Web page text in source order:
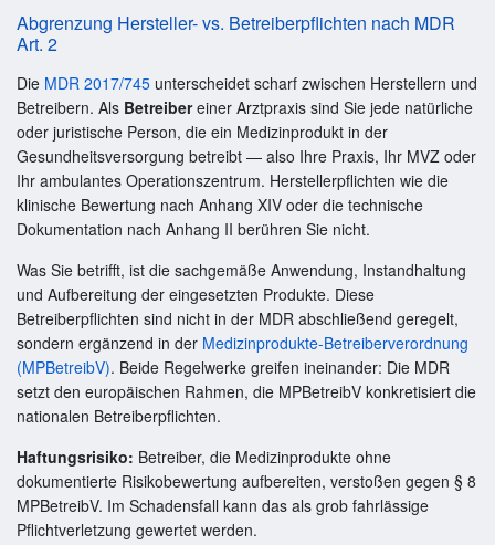
Abgrenzung Hersteller- vs. Betreiberpflichten nach MDR
Art. 2
Die MDR 2017/745 unterscheidet scharf zwischen Herstellern und
Betreibern. Als Betreibereiner Arztpraxis sind Sie jede natürliche
oder juristische Person, die ein Medizinprodukt in der
Gesundheitsversorgung betreibt — also Ihre Praxis, Ihr MVZ oder
Ihr ambulantes Operationszentrum. Herstellerpflichten wie die
klinische Bewertung nach Anhang XIV oder die technische
Dokumentation nach Anhang II berühren Sie nicht.
Was Sie betrifft, ist die sachgemäße Anwendung, Instandhaltung
und Aufbereitung der eingesetzten Produkte. Diese
Betreiberpflichten sind nicht in der MDR abschließend geregelt,
sondern ergänzend in der Medizinprodukte-Betreiberverordnung
(MPBetreibV). Beide Regelwerke greifen ineinander: Die MDR
setzt den europäischen Rahmen, die MPBetreibV konkretisiert die
nationalen Betreiberpflichten.
Haftungsrisiko: Betreiber, die Medizinprodukte ohne
dokumentierte Risikobewertung aufbereiten, verstoßen gegen § 8
MPBetreibV. Im Schadensfall kann das als grob fahrlässige
Pflichtverletzung gewertet werden.